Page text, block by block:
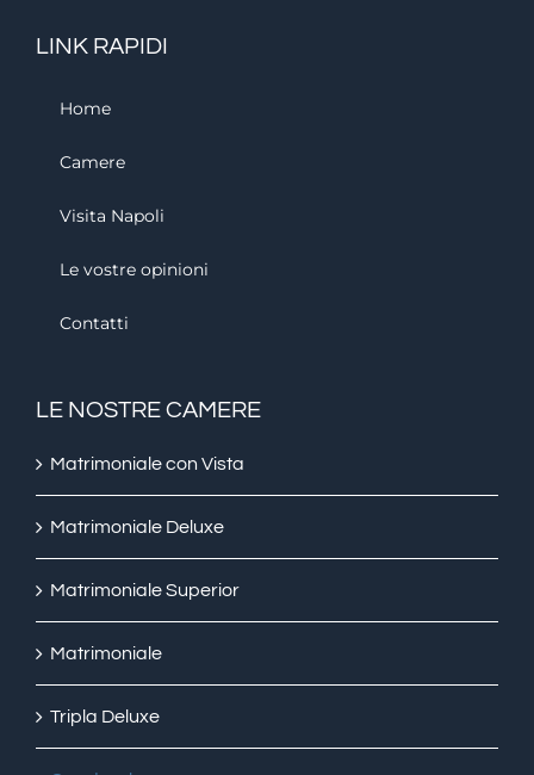
LINK RAPIDI
Home
Camere
Visita Napoli
Le vostre opinioni
Contatti
LE NOSTRE CAMERE
Matrimoniale con Vista
Matrimoniale Deluxe
Matrimoniale Superior
Matrimoniale
Tripla Deluxe